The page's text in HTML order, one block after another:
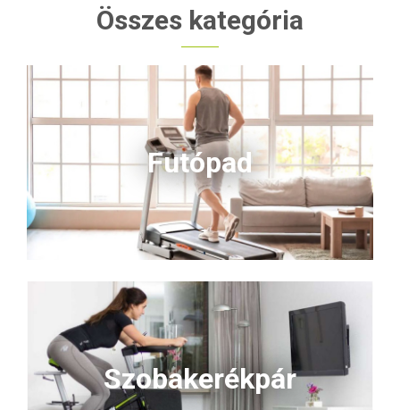
szabvány 30 mm-es rudakkal,
így könnyedén kombinálhatók
Ideális otthoni és edzőtermi
használatra egyaránt. Ha
stabil, hosszú élettartamú és
költséghatékony megoldást
keresel az erőnléti edzéshez,
ezek a súlytárcsák tökéletes
választást jelentenek!
Összes kategória
Futópad
Szobakerékpár